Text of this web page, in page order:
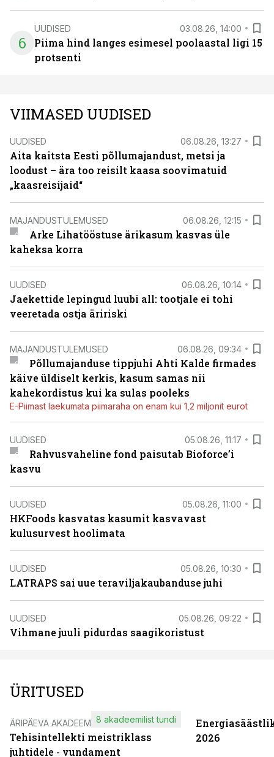
6
UUDISED 03.08.26, 14:00
Piima hind langes esimesel poolaastal ligi 15
protsenti
VIIMASED UUDISED
UUDISED 06.08.26, 13:27
Aita kaitsta Eesti põllumajandust, metsi ja
loodust – ära too reisilt kaasa soovimatuid
„kaasreisijaid“
MAJANDUSTULEMUSED 06.08.26, 12:15
Arke Lihatööstuse ärikasum kasvas üle
kaheksa korra
UUDISED 06.08.26, 10:14
Jaekettide lepingud luubi all: tootjale ei tohi
veeretada ostja äririski
MAJANDUSTULEMUSED 06.08.26, 09:34
Põllumajanduse tippjuhi Ahti Kalde firmades
käive üldiselt kerkis, kasum samas nii
kahekordistus kui ka sulas pooleks
E-Piimast laekumata piimaraha on enam kui 1,2 miljonit eurot
UUDISED 05.08.26, 11:17
Rahvusvaheline fond paisutab Bioforce’i
kasvu
UUDISED 05.08.26, 11:00
HKFoods kasvatas kasumit kasvavast
kulusurvest hoolimata
UUDISED 05.08.26, 10:30
LATRAPS sai uue teraviljakaubanduse juhi
UUDISED 05.08.26, 09:22
Vihmane juuli pidurdas saagikoristust
ÜRITUSED
ÄRIPÄEVA AKADEEMIA
Tehisintellekti meistriklass
juhtidele - vundament
8 akadeemilist tundi
2026